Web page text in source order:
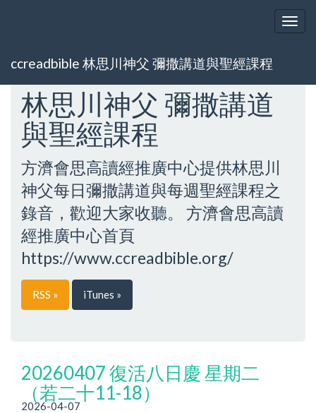
ccreadbible 林思川神父 彌撒講道與聖經課程
林思川神父 彌撒講道
與聖經課程
方濟會思高讀經推廣中心提供林思川
神父每日彌撒講道與每週聖經課程之
錄音，歡迎大家收聽。 方濟會思高讀
經推廣中心首頁
https://www.ccreadbible.org/
RSS » iTunes »
20260407 復活八日慶 星期二
（若二十11-18）
2026-04-07